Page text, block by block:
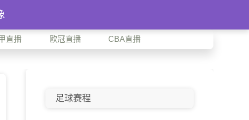
直播 欧冠直播 CBA直播
足球赛程